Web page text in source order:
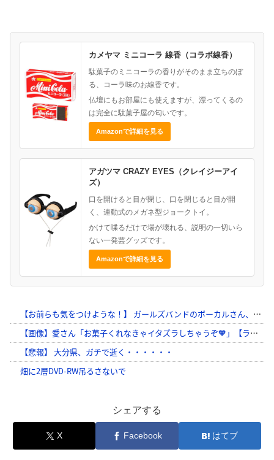
カメヤマ ミニコーラ 線香（コラボ線香）
駄菓子のミニコーラの香りがそのまま立ちのぼ
る、コーラ味のお線香です。
仏壇にもお部屋にも使えますが、漂ってくるの
は完全に駄菓子屋の匂いです。
Amazonで詳細を見る
アガツマ CRAZY EYES（クレイジーアイ
ズ）
口を開けると目が閉じ、口を閉じると目が開
く、連動式のメガネ型ジョークトイ。
かけて喋るだけで場が壊れる、説明の一切いら
ない一発芸グッズです。
Amazonで詳細を見る
シェアする
X Facebook はてブ